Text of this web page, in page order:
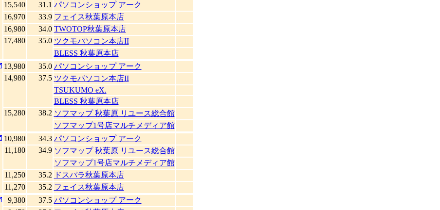
15,540
31.1 パソコンショップ アーク
16,970
33.9 フェイス秋葉原本店
16,980
34.0 TWOTOP秋葉原本店
17,480
35.0 ツクモパソコン本店II
BLESS 秋葉原本店
13,980 35.0 パソコンショップ アーク
14,980
37.5 ツクモパソコン本店II
TSUKUMO eX.
BLESS 秋葉原本店
15,280
38.2 ソフマップ 秋葉原 リユース総合館
ソフマップ1号店マルチメディア館
10,980 34.3 パソコンショップ アーク
11,180
34.9 ソフマップ 秋葉原 リユース総合館
ソフマップ1号店マルチメディア館
11,250
35.2 ドスパラ秋葉原本店
11,270
35.2 フェイス秋葉原本店
9,380 37.5 パソコンショップ アーク